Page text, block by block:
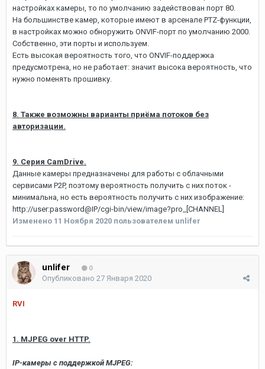
настройках камеры, то по умолчанию задействован порт 80.
На большинстве камер, которые имеют в арсенале PTZ-функции,
в настройках можно обноружить ONVIF-порт по умолчанию 2000.
Собственно, эти порты и используем.
Есть высокая вероятность того, что ONVIF-поддержка
предусмотрена, но не работает: значит высока вероятность, что
нужно поменять прошивку.
8. Также возможны варианты приёма потоков без
авторизации.
9. Серия CamDrive.
Данные камеры предназначены для работы с облачными
сервисами P2P, поэтому вероятность получить с них поток -
минимальна, но есть вероятность получить с них изображение:
http://user:password@IP/cgi-bin/view/image?pro_[CHANNEL]
Изменено 11 Ноября 2020 пользователем unlifer
unlifer 0
Опубликовано 27 Января 2020
RVI
1. MJPEG over HTTP.
IP-камеры с поддержкой MJPEG: